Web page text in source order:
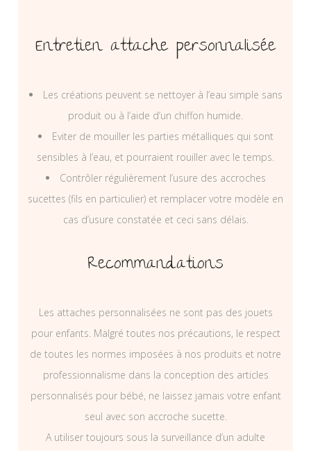
Entretien attache personnalisée
Les créations peuvent se nettoyer à l’eau simple sans
produit ou à l’aide d’un chiffon humide.
Eviter de mouiller les parties métalliques qui sont
sensibles à l’eau, et pourraient rouiller avec le temps.
Contrôler régulièrement l’usure des accroches
sucettes (fils en particulier) et remplacer votre modèle en
cas d’usure constatée et ceci sans délais.
Recommandations
Les attaches personnalisées ne sont pas des jouets
pour enfants. Malgré toutes nos précautions, le respect
de toutes les normes imposées à nos produits et notre
professionnalisme dans la conception des articles
personnalisés pour bébé, ne laissez jamais votre enfant
seul avec son accroche sucette.
A utiliser toujours sous la surveillance d’un adulte